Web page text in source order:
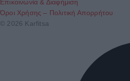
Επικοινωνία & Διαφήμιση
Όροι Χρήσης – Πολιτική Απορρήτου
© 2026 Karfitsa